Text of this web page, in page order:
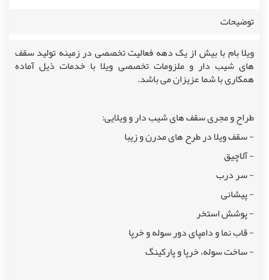
توضیحات
ویلا بام با بیش از یک دهه فعالیت تخصصی در زمینه تولید سقف
های شیب دار و ملزومات تخصصی ویلا با خدمات ذیل آماده
همکاری با شما عزیزان می باشد.
طراح و مجری سقف های شیب دار و ویلایی:
- سقف ویلا در طرح های مدرن و زیبا
- آلاچیق
- سر درب
- پیشانی
- پوشش استخر
- قاب نما و دامپای دور سوله و خرپا
- ساخت سوله، خرپا و پارکینگ